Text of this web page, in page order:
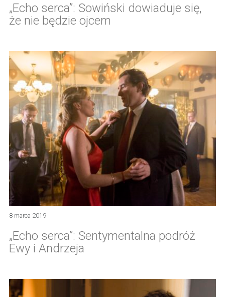
„Echo serca”: Sowiński dowiaduje się,
że nie będzie ojcem
8 marca 2019
„Echo serca”: Sentymentalna podróż
Ewy i Andrzeja